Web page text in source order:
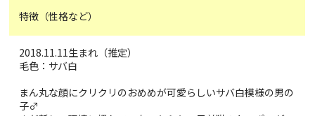
特徴（性格など）
2018.11.11生まれ（推定）
毛色：サバ白
まん丸な顔にクリクリのおめめが可愛らしいサバ白模様の男の
子♂